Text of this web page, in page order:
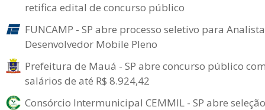
retifica edital de concurso público
FUNCAMP - SP abre processo seletivo para Analista
Desenvolvedor Mobile Pleno
Prefeitura de Mauá - SP abre concurso público
salários de até R$ 8.924,42
Consórcio Intermunicipal CEMMIL - SP abre seleção